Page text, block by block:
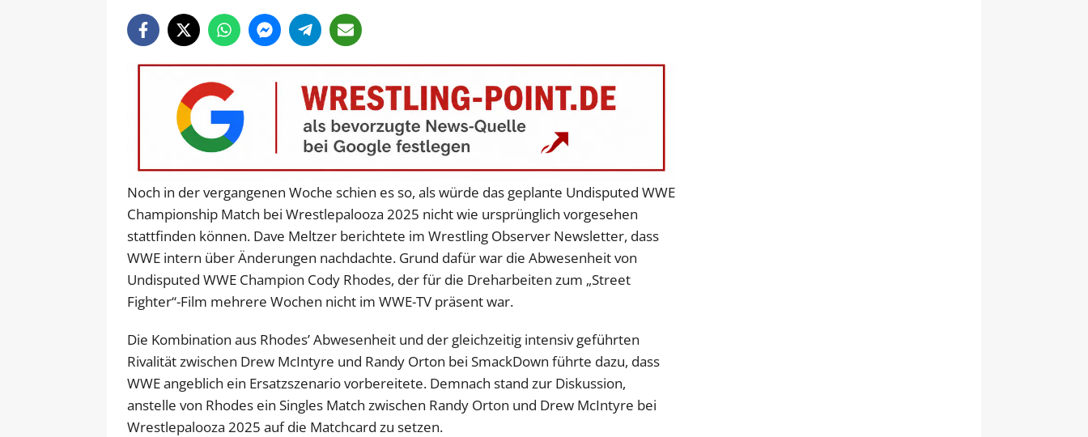
Noch in der vergangenen Woche schien es so, als würde das geplante Undisputed WWE
Championship Match bei Wrestlepalooza 2025 nicht wie ursprünglich vorgesehen
stattfinden können. Dave Meltzer berichtete im Wrestling Observer Newsletter, dass
WWE intern über Änderungen nachdachte. Grund dafür war die Abwesenheit von
Undisputed WWE Champion Cody Rhodes, der für die Dreharbeiten zum „Street
Fighter“-Film mehrere Wochen nicht im WWE-TV präsent war.
Die Kombination aus Rhodes’ Abwesenheit und der gleichzeitig intensiv geführten
Rivalität zwischen Drew McIntyre und Randy Orton bei SmackDown führte dazu, dass
WWE angeblich ein Ersatzszenario vorbereitete. Demnach stand zur Diskussion,
anstelle von Rhodes ein Singles Match zwischen Randy Orton und Drew McIntyre bei
Wrestlepalooza 2025 auf die Matchcard zu setzen.